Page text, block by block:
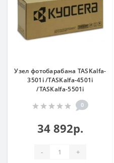
Узел фотобарабана TASKalfa-
3501i /TASKalfa-4501i
/TASKalfa-5501i
0
34 892р.
- +